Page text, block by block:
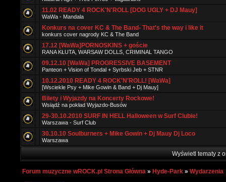
11.02 READY 4 ROCK'N'ROLL [DOG UGLY + DJ Mauy]
WaWa - Mandala
Konkurs na cover KC & The Band- That's the way i like it
konkurs cover nagrody KC & The Band
17.12 [WaWa]PORNOSKINS + goście
RANA KŁUTA, WARSAW DOLLS, CRIMINAL TANGO
09.12.10 [WaWa] PROGRESSIVE BASEMENT
Panteon + Vision of Tondal + Syrbski Jeb + STNR
10.12.2010 READY 4 ROCK'N'ROLL! [WaWa]
[Wsciekle Psy + Mike Gowin & Band + Dj Mauy]
Bilety i Wyjazdy na Koncerty Rockowe!
Wsiądź na pokład Wyjazdo-Busów
29-30.10.2010 SURF IN HELL Halloween w Surf Clubie!
Warszawa - Surf Club
30.10.10 Soulburners + Mike Gowin + Dj Mauy Dj Loco
Warszawa
Wyświetl tematy z
Forum muzyczne wROCK.pl Strona Główna » Hyde-Park » Wydarzenia